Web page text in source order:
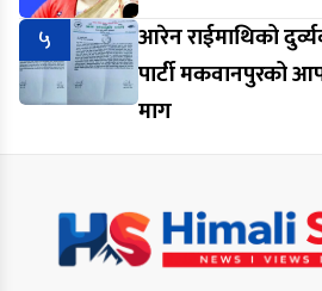
५
आरेन राईमाथिको
पार्टी मकवानपुरको
माग